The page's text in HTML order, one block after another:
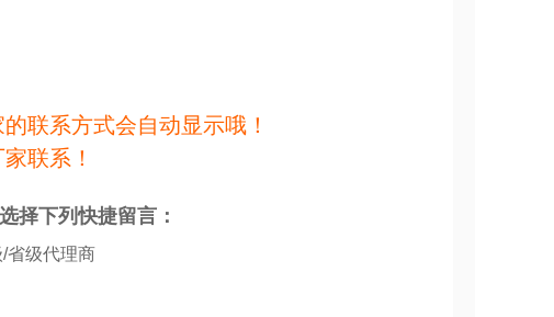
联系方式会自动显示哦！
联系！
择下列快捷留言：
省级代理商